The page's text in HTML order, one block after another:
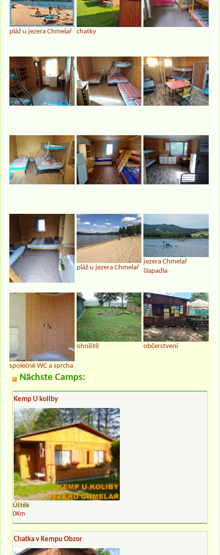
pláž u jezera Chmelař chatky
pláž u jezera Chmelař
jezera Chmelař
šlapadla
společné WC a sprcha
ohniště občerstvení
Nächste Camps:
Kemp U koliby
Úštěk
0Km
Chatka v Kempu Obzor